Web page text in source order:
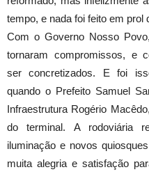
tempo, e nada foi feito em prol
Com o Governo Nosso
tornaram compromissos, e
ser concretizados. E foi
quando o Prefeito Samuel
Infraestrutura Rogério
do terminal. A rodoviária
iluminação e novos
muita alegria e satisfação